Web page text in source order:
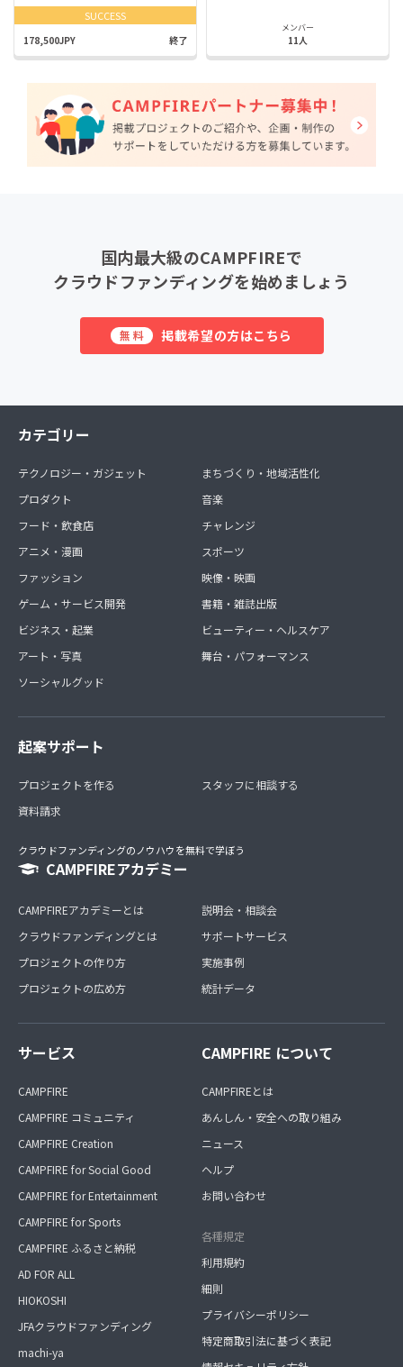
SUCCESS
178,500JPY 終了
メンバー
11人
国内最大級のCAMPFIREで
クラウドファンディングを始めましょう
無料 掲載希望の方はこちら
カテゴリー
テクノロジー・ガジェット
プロダクト
フード・飲食店
アニメ・漫画
ファッション
ゲーム・サービス開発
ビジネス・起業
アート・写真
ソーシャルグッド
まちづくり・地域活性化
音楽
チャレンジ
スポーツ
映像・映画
書籍・雑誌出版
ビューティー・ヘルスケア
舞台・パフォーマンス
起案サポート
プロジェクトを作る
資料請求
スタッフに相談する
クラウドファンディングのノウハウを無料で学ぼう
CAMPFIREアカデミー
CAMPFIREアカデミーとは
クラウドファンディングとは
プロジェクトの作り方
プロジェクトの広め方
説明会・相談会
サポートサービス
実施事例
統計データ
サービス
CAMPFIRE
CAMPFIRE コミュニティ
CAMPFIRE Creation
CAMPFIRE for Social Good
CAMPFIRE for Entertainment
CAMPFIRE for Sports
CAMPFIRE ふるさと納税
AD FOR ALL
HIOKOSHI
JFAクラウドファンディング
machi-ya
CAMPFIRE について
CAMPFIREとは
あんしん・安全への取り組み
ニュース
ヘルプ
お問い合わせ
各種規定
利用規約
細則
プライバシーポリシー
特定商取引法に基づく表記